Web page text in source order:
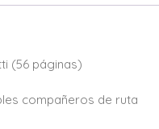
(56 páginas)
compañeros de ruta